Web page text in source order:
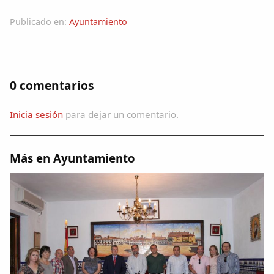
Periódico Alconétar
Idiosincrasia
Diccionario
Traductor
Publicado en: Ayuntamiento
0 comentarios
Inicia sesión para dejar un comentario.
Más en Ayuntamiento